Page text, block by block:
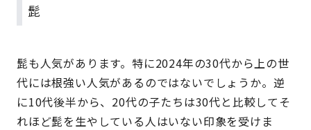
髭
髭も人気があります。特に2024年の30代から上の世
代には根強い人気があるのではないでしょうか。逆
に10代後半から、20代の子たちは30代と比較してそ
れほど髭を生やしている人はいない印象を受けま